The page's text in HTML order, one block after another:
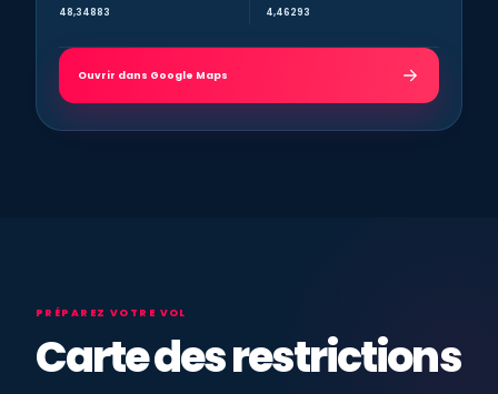
48,34883 4,46293
Ouvrir dans Google Maps
PRÉPAREZ VOTRE VOL
Carte des restrictions